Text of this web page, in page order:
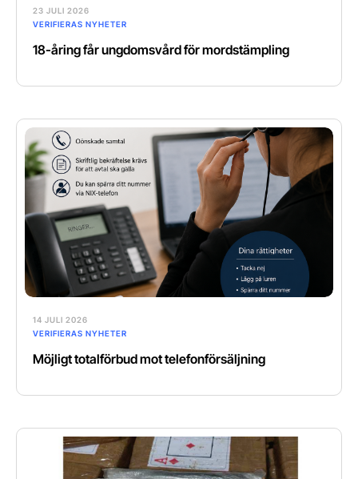
23 JULI 2026
VERIFIERAS NYHETER
18-åring får ungdomsvård för mordstämpling
14 JULI 2026
VERIFIERAS NYHETER
Möjligt totalförbud mot telefonförsäljning